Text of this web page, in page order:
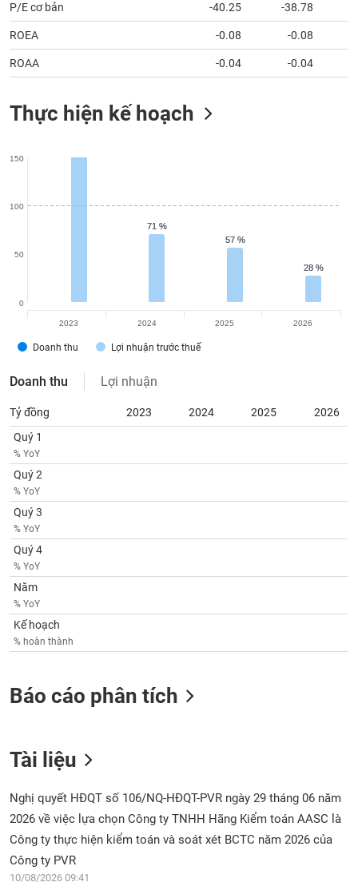
P/E cơ bản -40.25 -38.78
ROEA -0.08 -0.08
ROAA -0.04 -0.04
Thực hiện kế hoạch
71 %
71 %
57 %
57 %
28 %
28 %
Doanh thu Lợi nhuận trước thuế
0
50
100
150
2023 2024 2025 2026
Doanh thu Lợi nhuận
Tỷ đồng 2023 2024 2025
2026
Quý 1
% YoY
Quý 2
% YoY
Quý 3
% YoY
Quý 4
% YoY
Năm
% YoY
Kế hoạch
% hoàn thành
Báo cáo phân tích
Tài liệu
Nghị quyết HĐQT số 106/NQ-HĐQT-PVR ngày 29 tháng 06 năm
2026 về việc lựa chọn Công ty TNHH Hãng Kiểm toán AASC là
Công ty thực hiện kiểm toán và soát xét BCTC năm 2026 của
Công ty PVR
10/08/2026 09:41